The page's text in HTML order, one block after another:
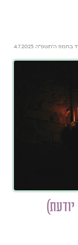
בתמוז ה׳תשפ״ה 4.7.2025